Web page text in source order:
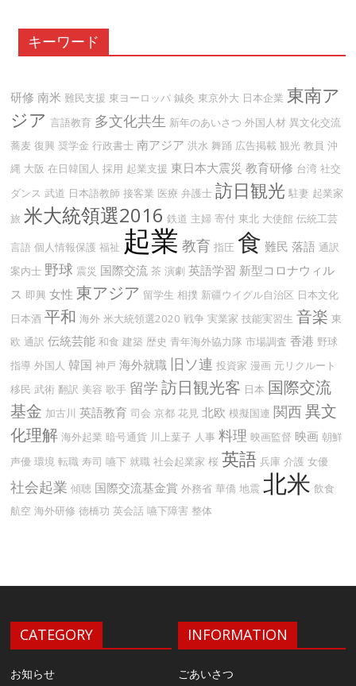
キーワード
研修 南米 難民支援 東ヨーロッパ 鍼灸 東京外大 日本企業 東南ア
ジア 言語教育 多文化共生 新年のあいさつ 外国人材 異文化交流
蕎麦 復興 奨学金 行政書士 南アジア 洪水 舞踊 広告掲載 観光 教員 沖
縄 大阪 在日韓国人 採用 起業支援 東日本大震災 教育研修 台湾 社交
ダンス 武道 日本語教師 接客業 医療 弁護士 訪日観光 駐妻 起業家
旅 米大統領選2016 鉄道 主婦 寄付 東北 大使館 伝統工芸
言語 個人情報保護 福祉 起業 教育 指圧 食 難民 落語 通訳
案内士 野球 震災 国際交流 茶 演劇 英語学習 新型コロナウィル
ス 即興 女性 東アジア 留学生 相撲 新疆ウイグル自治区 日本文化
日本酒 平和 海外 米大統領選2020 戦争 実業家 技能実習生 音楽 東
欧 通訳 伝統芸能 和食 建築 歴史 青年海外協力隊 市場調査 香港 野球
指導 外国人 韓国 神戸 海外就職 旧ソ連 投資家 漫画 元リクルート
移民 武術 翻訳 美容 歌手 留学 訪日観光客 日本 国際交流
基金 加古川 英語教育 司会 京都 花見 北欧 模擬国連 関西 異文
化理解 海外起業 暗号通貨 川上葉子 人事 料理 映画監督 映画 朝鮮
声優 環境 転職 寿司 嚥下 就職 社会起業家 桜 英語 兵庫 介護 女優
社会起業 傾聴 国際交流基金賞 外務省 華僑 地震 北米 飲食
航空 海外研修 徳橋功 英会話 嚥下障害 整体
CATEGORY
お知らせ
INFORMATION
ごあいさつ